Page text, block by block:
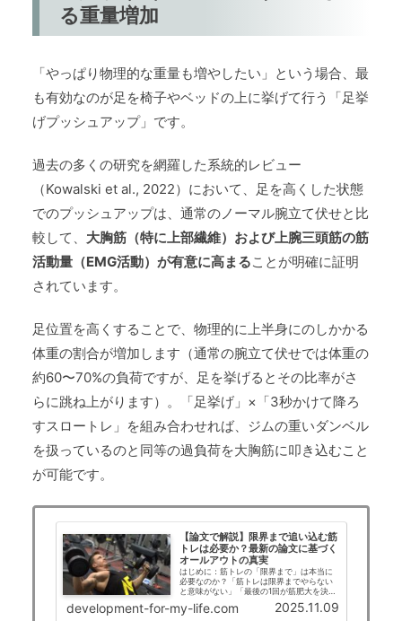
る重量増加
「やっぱり物理的な重量も増やしたい」という場合、最
も有効なのが足を椅子やベッドの上に挙げて行う「足挙
げプッシュアップ」です。
過去の多くの研究を網羅した系統的レビュー
（Kowalski et al., 2022）において、足を高くした状態
でのプッシュアップは、通常のノーマル腕立て伏せと比
較して、 大胸筋（特に上部繊維）および上腕三頭筋の筋
活動量（EMG活動）が有意に高まることが明確に証明
されています。
足位置を高くすることで、物理的に上半身にのしかかる
体重の割合が増加します（通常の腕立て伏せでは体重の
約60〜70%の負荷ですが、足を挙げるとその比率がさ
らに跳ね上がります）。「足挙げ」×「3秒かけて降ろ
すスロートレ」を組み合わせれば、ジムの重いダンベル
を扱っているのと同等の過負荷を大胸筋に叩き込むこと
が可能です。
【論文で解説】限界まで追い込む筋
トレは必要か？最新の論文に基づく
オールアウトの真実
はじめに：筋トレの「限界まで」は本当に
必要なのか？「筋トレは限界までやらない
と意味がない」「最後の1回が筋肥大を決め
る」そんな言葉を耳にしたことがある方も
多いのではないでしょうか。トレーニング
development-for-my-life.com 2025.11.09